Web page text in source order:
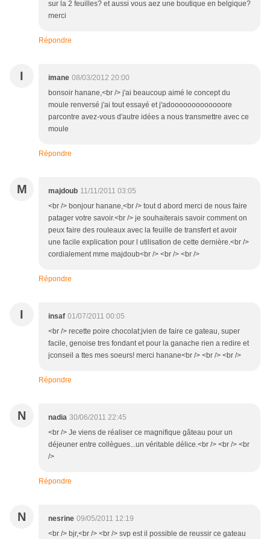
sur la 2 feuilles? et aussi vous aez une boutique en belgique?
merci
Répondre
I imane 08/03/2012 20:00
bonsoir hanane,<br /> j'ai beaucoup aimé le concept du
moule renversé j'ai tout essayé et j'adooooooooooooore
parcontre avez-vous d'autre idées a nous transmettre avec ce
moule
Répondre
M majdoub 11/11/2011 03:05
<br /> bonjour hanane,<br /> tout d abord merci de nous faire
patager votre savoir.<br /> je souhaiterais savoir comment on
peux faire des rouleaux avec la feuille de transfert et avoir
une facile explication pour l utilisation de cette dernière.<br />
cordialement mme majdoub<br /> <br /> <br />
Répondre
I insaf 01/07/2011 00:05
<br /> recette poire chocolat:jvien de faire ce gateau, super
facile, genoise tres fondant et pour la ganache rien a redire et
jconseil a ttes mes soeurs! merci hanane<br /> <br /> <br />
Répondre
N nadia 30/06/2011 22:45
<br /> Je viens de réaliser ce magnifique gâteau pour un
déjeuner entre collègues...un véritable délice.<br /> <br /> <br
/>
Répondre
N nesrine 09/05/2011 12:19
<br /> bjr,<br /> <br /> svp est il possible de reussir ce gateau